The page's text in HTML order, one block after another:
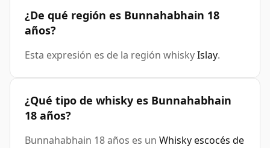
¿De qué región es Bunnahabhain 18
años?
Esta expresión es de la región whiskyIslay.
¿Qué tipo de whisky es Bunnahabhain
18 años?
Bunnahabhain 18 años es un Whisky escocés de